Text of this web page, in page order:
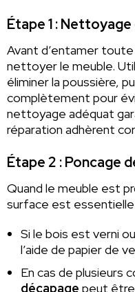
Étape 1 :
Avant d’entamer
nettoyer le meuble.
éliminer la poussière,
complètement pour
nettoyage adéquat
réparation adhèrent
Étape 2 : Poncage
Quand le meuble est
surface est essentielle
Si le bois est verni
l’aide de papier de
En cas de plusieurs
décapage peut être